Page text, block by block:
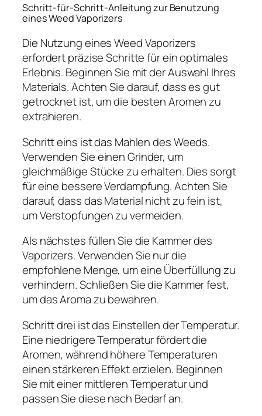
Schritt-für-Schritt-Anleitung zur Benutzung
eines Weed Vaporizers
Die Nutzung eines Weed Vaporizers
erfordert präzise Schritte für ein optimales
Erlebnis. Beginnen Sie mit der Auswahl Ihres
Materials. Achten Sie darauf, dass es gut
getrocknet ist, um die besten Aromen zu
extrahieren.
Schritt eins ist das Mahlen des Weeds.
Verwenden Sie einen Grinder, um
gleichmäßige Stücke zu erhalten. Dies sorgt
für eine bessere Verdampfung. Achten Sie
darauf, dass das Material nicht zu fein ist,
um Verstopfungen zu vermeiden.
Als nächstes füllen Sie die Kammer des
Vaporizers. Verwenden Sie nur die
empfohlene Menge, um eine Überfüllung zu
verhindern. Schließen Sie die Kammer fest,
um das Aroma zu bewahren.
Schritt drei ist das Einstellen der Temperatur.
Eine niedrigere Temperatur fördert die
Aromen, während höhere Temperaturen
einen stärkeren Effekt erzielen. Beginnen
Sie mit einer mittleren Temperatur und
passen Sie diese nach Bedarf an.